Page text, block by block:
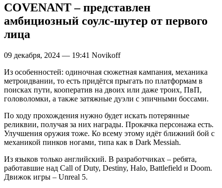
COVENANT – представлен
амбициозный соулс-шутер от первого
лица
09 декабря, 2024 — 19:41 Novikoff
Из особенностей: одиночная сюжетная кампания, механика
метроидвании, то есть придётся прыгать по платформам в
поисках пути, кооператив на двоих или даже троих, ПвП,
головоломки, а также затяжные дуэли с эпичными боссами.
По ходу прохождения нужно будет искать потерянные
реликвии, получая за них награды. Прокачка персонажа есть.
Улучшения оружия тоже. Ко всему этому идёт ближний бой с
механикой пинков ногами, типа как в Dark Messiah.
Из языков только английский. В разработчиках – ребята,
работавшие над Call of Duty, Destiny, Halo, Battlefield и Doom.
Движок игры – Unreal 5.